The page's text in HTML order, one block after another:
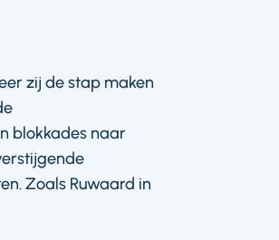
zij de stap maken
blokkades naar
Zoals Ruwaard in